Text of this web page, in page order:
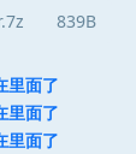
839B
里面了
里面了
里面了